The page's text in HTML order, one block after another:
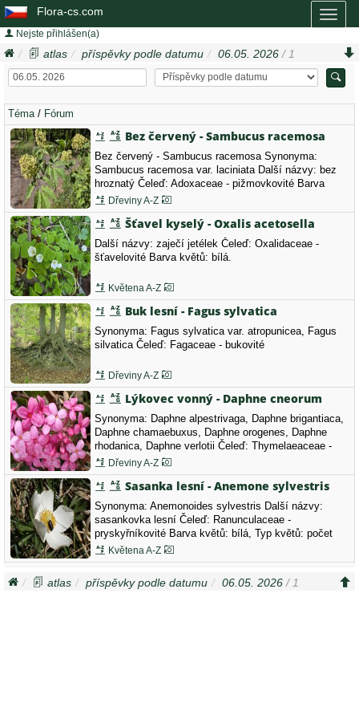
Flora-cs.com
Nejste přihlášen(a)
atlas příspěvky podle datumu 06.05. 2026 / 1
Téma / Fórum
Bez červený - Sambucus racemosa
Bez červený - Sambucus racemosa Synonyma:
Sambucus racemosa var. laciniata Další názvy: bez
hroznatý Čeleď: Adoxaceae - pižmovkovité Barva
květů: žlutá, zelená.
Dřeviny A-Z
Šťavel kyselý - Oxalis acetosella
Další názvy: zaječí jetélek Čeleď: Oxalidaceae -
šťavelovité Barva květů: bílá.
Květena A-Z
Buk lesní - Fagus sylvatica
Synonyma: Fagus sylvatica var. atropunicea, Fagus
silvatica Čeleď: Fagaceae - bukovité
Dřeviny A-Z
Lýkovec vonný - Daphne cneorum
Synonyma: Daphne alpestrivaga, Daphne brigantiaca,
Daphne chamaebuxus, Daphne orogenes, Daphne
rhodanica, Daphne verlotii Čeleď: Thymelaeaceae -
vrabečnicovité Barva květů: tmavě růžová, Lýkovec
vonný dělá svému jménu čest. Celá loučka, na které
tento kriticky ohrožený (C1t) keříček kvete, omamně
voní.
Dřeviny A-Z
Sasanka lesní - Anemone sylvestris
Synonyma: Anemonoides sylvestris Další názvy:
sasankovka lesní Čeleď: Ranunculaceae -
pryskyřníkovité Barva květů: bílá, Typ květů: počet
okvětních lístků 5, Tato bělostná kráska u nás kdysi
byla poměrně hojná, dnes je silně ohrožená (C2b). Na
Květena A-Z
atlas příspěvky podle datumu 06.05. 2026 / 1